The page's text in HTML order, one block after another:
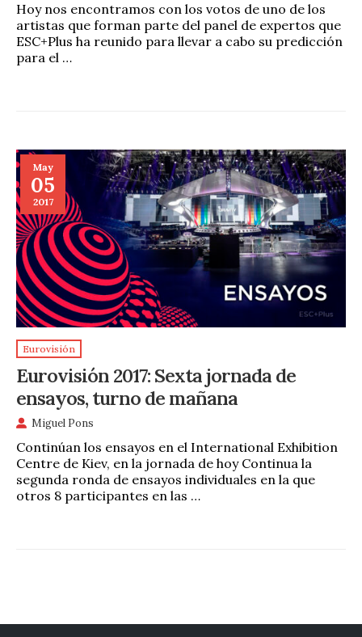
Hoy nos encontramos con los votos de uno de los
artistas que forman parte del panel de expertos que
ESC+Plus ha reunido para llevar a cabo su predicción
para el …
May
05
2017
Eurovisión
Eurovisión 2017: Sexta jornada de
ensayos, turno de mañana
Miguel Pons
Continúan los ensayos en el International Exhibition
Centre de Kiev, en la jornada de hoy Continua la
segunda ronda de ensayos individuales en la que
otros 8 participantes en las …